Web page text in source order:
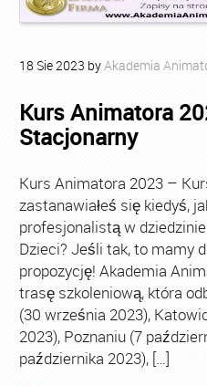
18 Sie2023 byAkademia
Kurs Animatora
Stacjonarny
Kurs Animatora 2023 –
zastanawiałeś się kiedyś,
profesjonalistą w
Dzieci? Jeśli tak, to mamy
propozycję! Akademia
trasę szkoleniową, która
(30 września 2023),
2023), Poznaniu (7
października 2023), […]